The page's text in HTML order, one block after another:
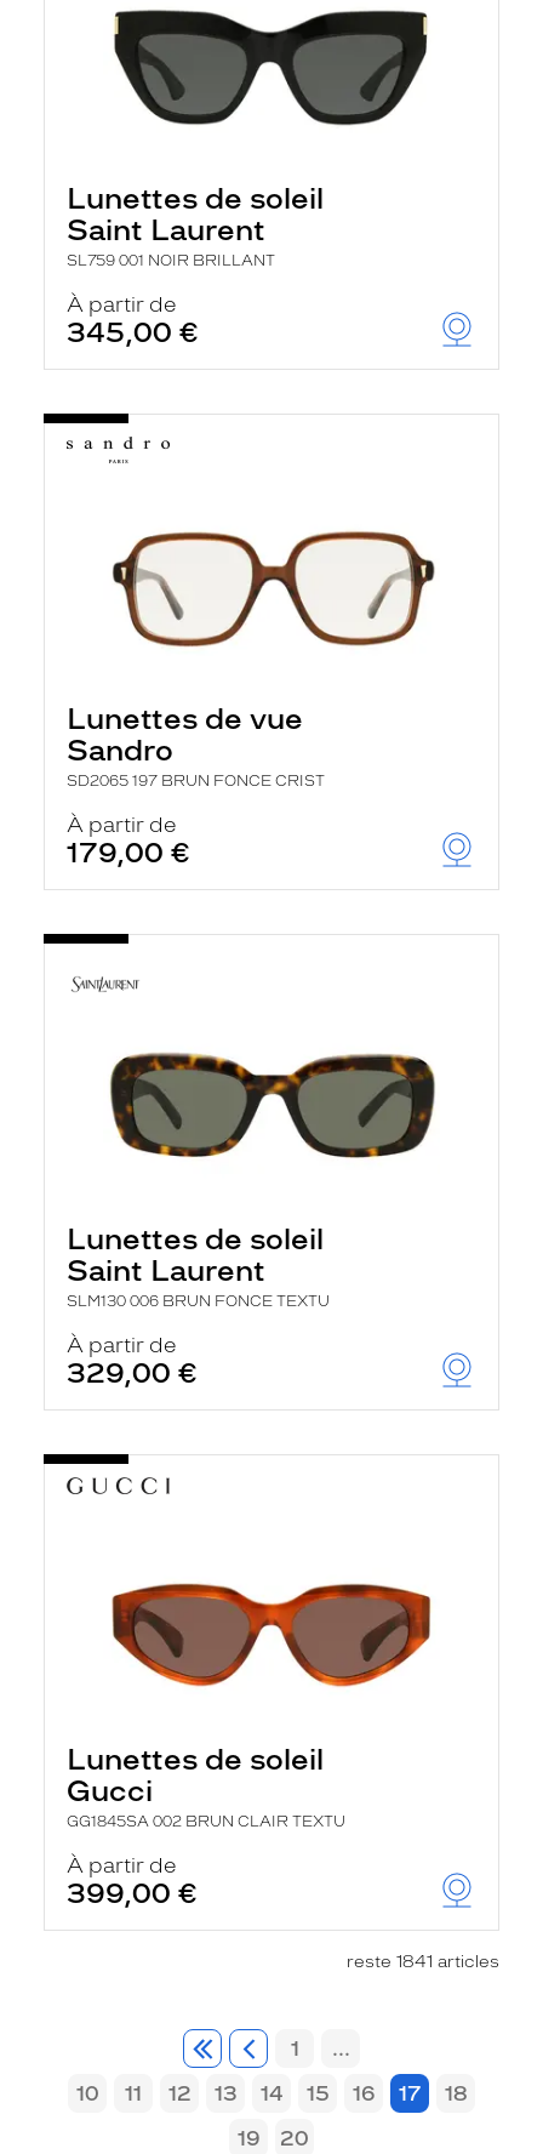
Lunettes de soleil
Saint Laurent
SL759 001 NOIR BRILLANT
À partir de
345,00 €
Lunettes de vue
Sandro
SD2065 197 BRUN FONCE CRIST
À partir de
179,00 €
Lunettes de soleil
Saint Laurent
SLM130 006 BRUN FONCE TEXTU
À partir de
329,00 €
Lunettes de soleil
Gucci
GG1845SA 002 BRUN CLAIR TEXTU
À partir de
399,00 €
reste 1841 articles
1
...
10
11 12 13 14 15 16 17
18
19
20